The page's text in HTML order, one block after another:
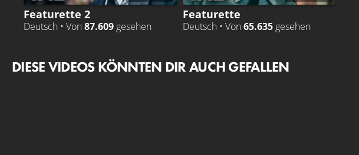
Featurette 2
Deutsch • Von 87.609 gesehen
Featurette
Deutsch • Von 65.635 gesehen
DIESE VIDEOS KÖNNTEN DIR AUCH GEFALLEN